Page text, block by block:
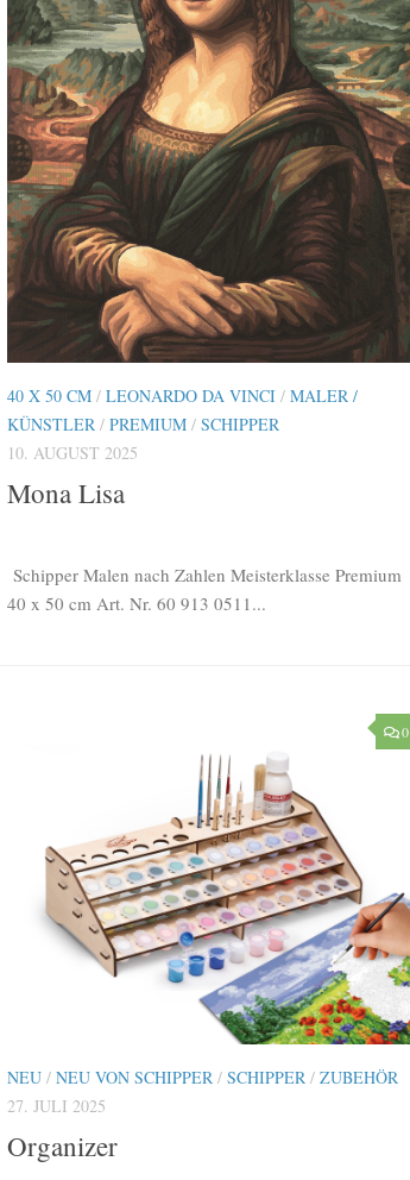
40 X 50 CM / LEONARDO DA VINCI / MALER /
KÜNSTLER / PREMIUM / SCHIPPER
10. AUGUST 2025
Mona Lisa
Schipper Malen nach Zahlen Meisterklasse Premium
40 x 50 cm Art. Nr. 60 913 0511...
0
NEU / NEU VON SCHIPPER / SCHIPPER / ZUBEHÖR
27. JULI 2025
Organizer